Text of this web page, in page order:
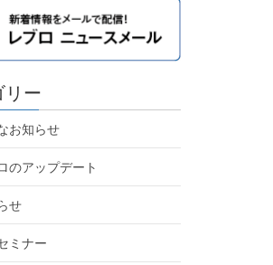
リー
お知らせ
のアップデート
せ
ミナー